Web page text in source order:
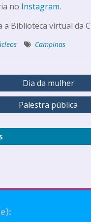
no Instagram.
a Biblioteca virtual da
Campinas
Dia da mulher
Palestra pública